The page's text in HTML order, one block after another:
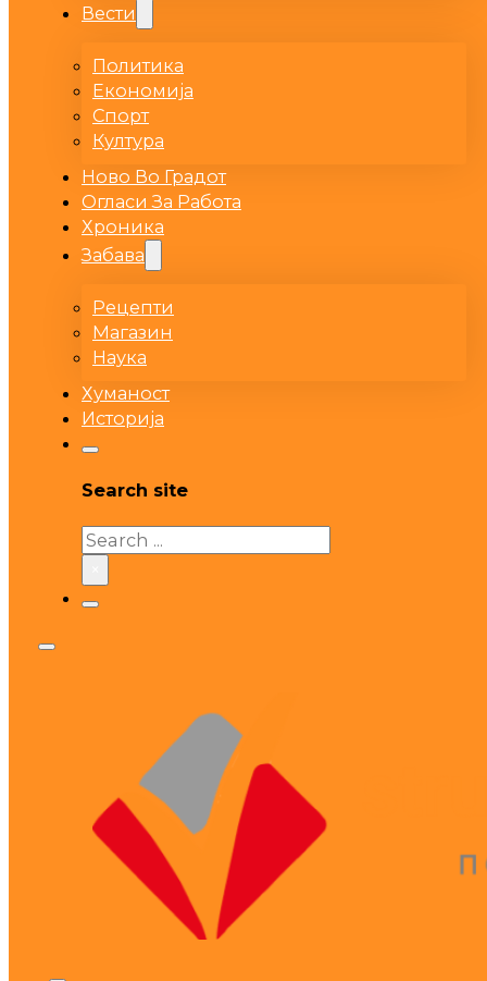
Вести
Политика
Економија
Спорт
Култура
Ново Во Градот
Огласи За Работа
Хроника
Забава
Рецепти
Магазин
Наука
Хуманост
Историја
Search site
Search